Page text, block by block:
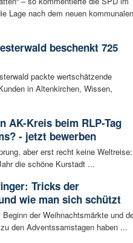
Lage nach dem neuen kommunalen
beschenkt 725
packte wertschätzende
in Altenkirchen, Wissen,
AK-Kreis beim RLP-Tag
- jetzt bewerben
aber erst recht keine Weltreise:
die schöne Kurstadt ...
Tricks der
wie man sich schützt
der Weihnachtsmärkte und
den Adventssamstagen haben ...